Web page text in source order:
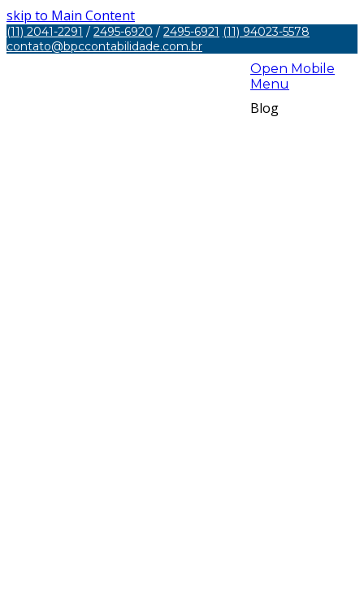
skip to Main Content
(11) 2041-2291 / 2495-6920 / 2495-6921 (11) 94023-5578
contato@bpccontabilidade.com.br
Open Mobile
Menu
Blog